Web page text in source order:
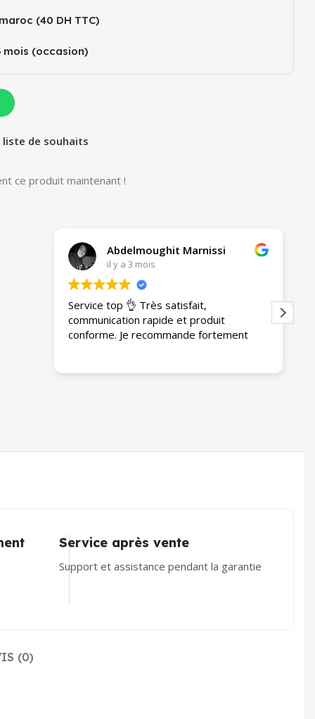
(40 DH TTC)
mois (occasion)
de souhaits
ce produit maintenant !
KXP
il y a 3 mois
Achat en ligne simple, produit conforme
et livraison correcte. Satisfait
globalement 👍
Service après vente
Support et assistance pendant la garantie
(0)